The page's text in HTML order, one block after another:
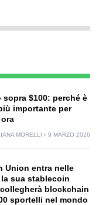
sopra $100: perché è
importante per
MORELLI 9 MARZO 2026
Union entra nelle
sua stablecoin
collegherà blockchain
sportelli nel mondo